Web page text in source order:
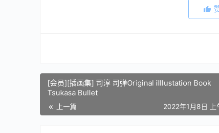
[会员][插画集] 司淳 司弹Original iIllustation Book
Tsukasa Bullet
上一篇 2022年1月8日